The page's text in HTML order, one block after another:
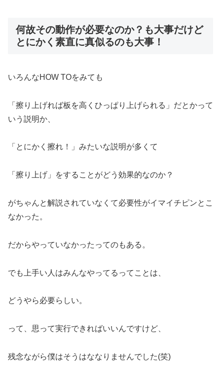
何故その動作が必要なのか？も大事だけど
とにかく素直に真似るのも大事！
いろんなHOW TOをみても
「擦り上げれば板を高くひっぱり上げられる」だとかって
いう説明か、
「とにかく擦れ！」みたいな説明が多くて
「擦り上げ」をすることがどう効果的なのか？
がちゃんと解説されていなくて必要性がイマイチピンとこ
なかった。
だからやっていなかったってのもある。
でも上手い人はみんなやってるってことは、
どうやら必要らしい。
って、思って実行できればいいんですけど、
残念ながら僕はそうはななりませんでした(笑)